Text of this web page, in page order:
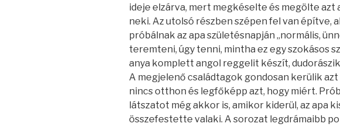
ideje elzárva, mert megkéselte és megölte azt
neki. Az utolsó részben szépen fel van építve,
próbálnak az apa születésnapján „normális,
teremteni, úgy tenni, mintha ez egy szokásos
anya komplett angol reggelit készít,
A megjelenő családtagok gondosan kerülik azt
nincs otthon és legfőképp azt, hogy miért.
látszatot még akkor is, amikor kiderül, az apa
összefestette valaki. A sorozat legdrámaibb